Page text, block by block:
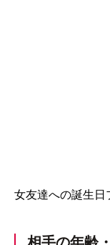
女友達への誕生日